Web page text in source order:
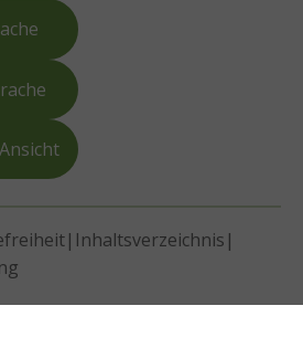
| Inhaltsverzeichnis |